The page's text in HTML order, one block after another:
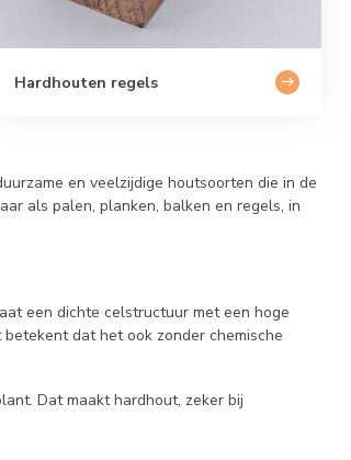
Hardhouten regels
en veelzijdige houtsoorten die in de
als palen, planken, balken en regels, in
een dichte celstructuur met een hoge
dat het ook zonder chemische
Dat maakt hardhout, zeker bij